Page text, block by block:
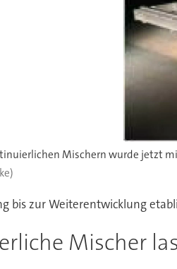
Mischern wurde jetzt
bis zur Weiterentwicklung
Mischer